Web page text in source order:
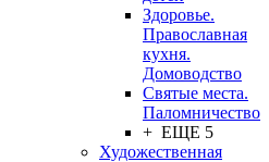
Здоровье.
Православная
кухня.
Домоводство
Святые места.
Паломничество
+ ЕЩЕ 5
Художественная